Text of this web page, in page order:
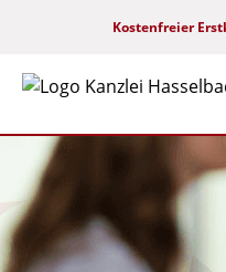
Kostenfreier